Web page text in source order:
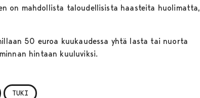
on mahdollista taloudellisista haasteita huolimatta,
50 euroa kuukaudessa yhtä lasta tai nuorta
hintaan kuuluviksi.
TUKI